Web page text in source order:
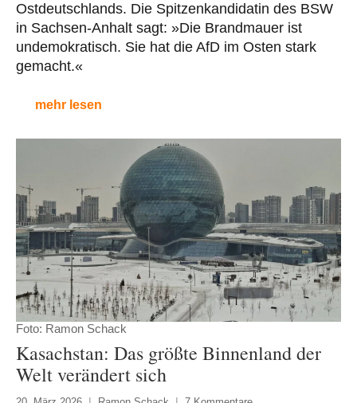
Ostdeutschlands. Die Spitzenkandidatin des BSW
in Sachsen-Anhalt sagt: »Die Brandmauer ist
undemokratisch. Sie hat die AfD im Osten stark
gemacht.«
mehr lesen
Foto: Ramon Schack
Kasachstan: Das größte Binnenland der
Welt verändert sich